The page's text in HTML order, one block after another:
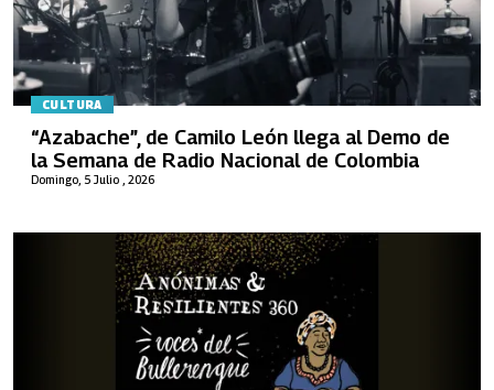
CULTURA
Domingo, 5 Julio , 2026
“Azabache”, de Camilo León llega al Demo de
la Semana de Radio Nacional de Colombia